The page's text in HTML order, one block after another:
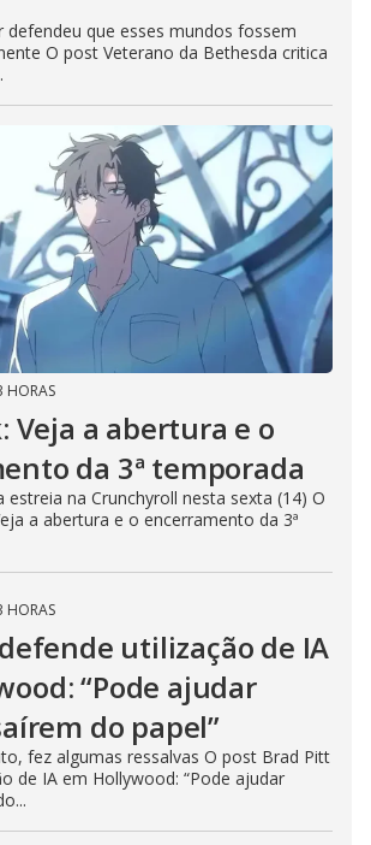
defendeu que esses mundos fossem
O post Veterano da Bethesda critica
HORAS
Veja a abertura e o
da 3ª temporada
na Crunchyroll nesta sexta (14) O
a abertura e o encerramento da 3ª
HORAS
utilização de IA
“Pode ajudar
do papel”
fez algumas ressalvas O post Brad Pitt
de IA em Hollywood: “Pode ajudar